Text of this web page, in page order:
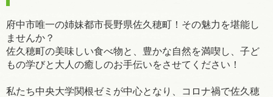
府中市唯一の姉妹都市長野県佐久穂町！その魅力を堪能し
ませんか？
佐久穂町の美味しい食べ物と、豊かな自然を満喫し、子ど
もの学びと大人の癒しのお手伝いをさせてください！
私たち中央大学関根ゼミが中心となり、コロナ禍で佐久穂